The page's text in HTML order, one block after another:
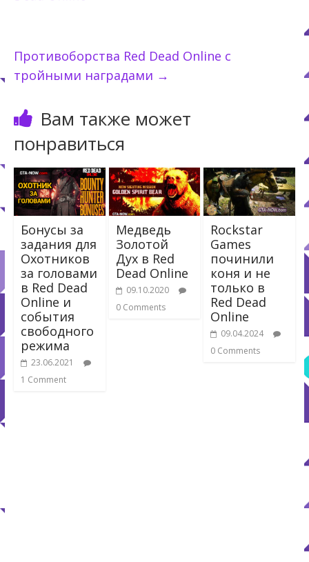
Противоборства Red Dead Online с
тройными наградами →
Вам также может
понравиться
Бонусы за
задания для
Охотников
за головами
в Red Dead
Online и
события
свободного
режима
23.06.2021
1 Comment
Медведь
Золотой
Дух в Red
Dead Online
09.10.2020
0 Comments
Rockstar
Games
починили
коня и не
только в
Red Dead
Online
09.04.2024
0 Comments